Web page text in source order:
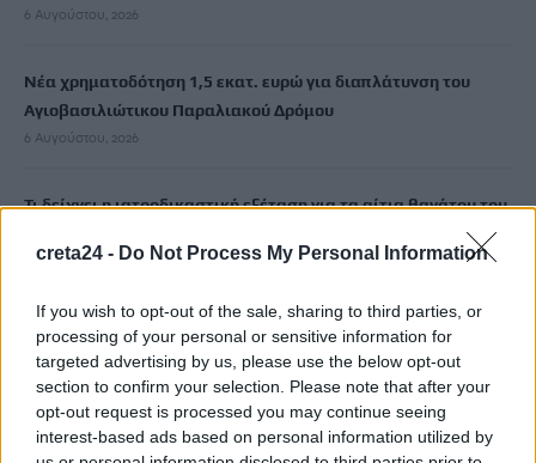
creta24 - Do Not Process My Personal Information
If you wish to opt-out of the sale, sharing to third parties, or
processing of your personal or sensitive information for
targeted advertising by us, please use the below opt-out
section to confirm your selection. Please note that after your
opt-out request is processed you may continue seeing
interest-based ads based on personal information utilized by
6 Αυγούστου, 2026
Νέα χρηματοδότηση 1,5 εκατ. ευρώ για διαπλάτυνση του
Αγιοβασιλιώτικου Παραλιακού Δρόμου
6 Αυγούστου, 2026
Τι δείχνει η ιατροδικαστική εξέταση για τα αίτια θανάτου του
6 Αυγούστου, 2026
Το Αρκαλοχώρι γιόρτασε τον Προστάτη και Πολιούχο του
6 Αυγούστου, 2026
Παρατείνονται τα προληπτικά μέτρα στην Κρήτη για την